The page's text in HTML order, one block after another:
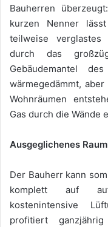
Bauherren
kurzen Nenner
teilweise verglastes
durch das
Gebäudemantel
wärmegedämmt,
Wohnräumen
Gas durch die Wände
Ausgeglichenes
Der Bauherr kann
komplett auf
kostenintensive
profitiert